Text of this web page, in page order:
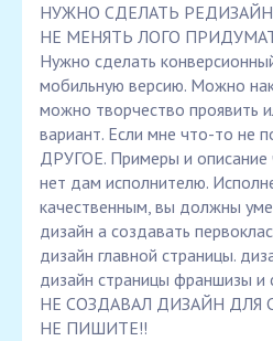
НУЖНО СДЕЛАТЬ
НЕ МЕНЯТЬ ЛОГО
Нужно сделать
мобильную версию. Можно
можно творчество проявить
вариант. Если мне что-то не
ДРУГОЕ. Примеры и описание
нет дам исполнителю.
качественным, вы должны
дизайн а создавать
дизайн главной страницы.
дизайн страницы франшизы и
НЕ СОЗДАВАЛ ДИЗАЙН ДЛЯ
НЕ ПИШИТЕ!!